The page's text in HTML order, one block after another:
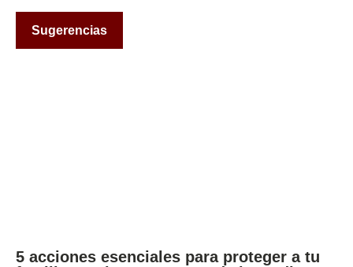
Sugerencias
5 acciones esenciales para proteger a tu